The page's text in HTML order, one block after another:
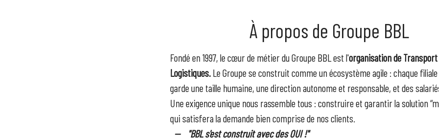
À propos de Groupe BBL
Fondé en 1997, le cœur de métier du Groupe BBL est l'organisation de
Logistiques. Le Groupe se construit comme un écosystème agile : chaque
garde une taille humaine, une direction autonome et responsable, et des
Une exigence unique nous rassemble tous : construire et garantir la solution
qui satisfera la demande bien comprise de nos clients.
-- "BBL s'est construit avec des OUI !"